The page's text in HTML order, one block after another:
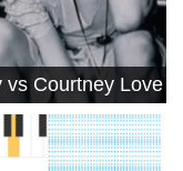
vs Courtney Love